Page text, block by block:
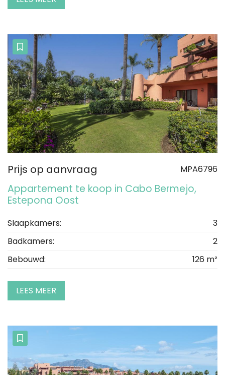
Prijs op aanvraag MPA6796
Appartement te koop in Cabo Bermejo,
Estepona Oost
Slaapkamers:
3
Badkamers:
2
Bebouwd:
126 m²
LEES MEER